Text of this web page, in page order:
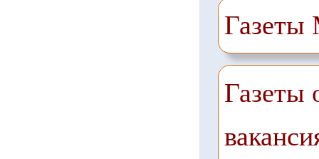
Газеты